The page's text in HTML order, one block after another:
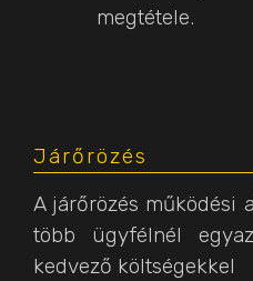
megtétele.
Járőrözés
A járőrözés működési
több ügyfélnél
kedvező költségekkel